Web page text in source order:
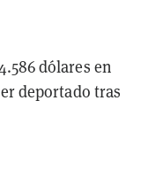
dólares en
deportado tras